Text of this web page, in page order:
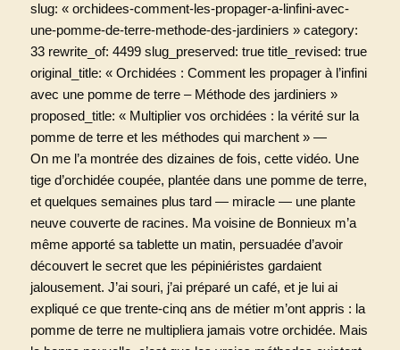
slug: « orchidees-comment-les-propager-a-linfini-avec-
une-pomme-de-terre-methode-des-jardiniers » category:
33 rewrite_of: 4499 slug_preserved: true title_revised: true
original_title: « Orchidées : Comment les propager à l’infini
avec une pomme de terre – Méthode des jardiniers »
proposed_title: « Multiplier vos orchidées : la vérité sur la
pomme de terre et les méthodes qui marchent » —
On me l’a montrée des dizaines de fois, cette vidéo. Une
tige d’orchidée coupée, plantée dans une pomme de terre,
et quelques semaines plus tard — miracle — une plante
neuve couverte de racines. Ma voisine de Bonnieux m’a
même apporté sa tablette un matin, persuadée d’avoir
découvert le secret que les pépiniéristes gardaient
jalousement. J’ai souri, j’ai préparé un café, et je lui ai
expliqué ce que trente-cinq ans de métier m’ont appris : la
pomme de terre ne multipliera jamais votre orchidée. Mais